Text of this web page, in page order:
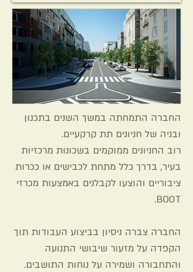
החברה התמחתה במשך השנים בתכנון
ובניה של חניונים תת קרקעיים.
רוב החניונים ממוקמים בשכונות מרכזיות
בעיר, בדרך כלל מתחת לכבישים או ככרות
ציבוריים והוצעו לקבלנים באמצעות מכרזי
BOOT.
החברה צברה ניסיון בביצוע העבודות תוך
הקפדה על מזעור שיבושי התנועה
והתחבורה ושמירה על נוחות התושבים.